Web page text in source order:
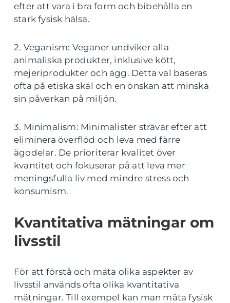
efter att vara i bra form och bibehålla en
stark fysisk hälsa.
2. Veganism: Veganer undviker alla
animaliska produkter, inklusive kött,
mejeriprodukter och ägg. Detta val baseras
ofta på etiska skäl och en önskan att minska
sin påverkan på miljön.
3. Minimalism: Minimalister strävar efter att
eliminera överflöd och leva med färre
ägodelar. De prioriterar kvalitet över
kvantitet och fokuserar på att leva mer
meningsfulla liv med mindre stress och
konsumism.
Kvantitativa mätningar om
livsstil
För att förstå och mäta olika aspekter av
livsstil används ofta olika kvantitativa
mätningar. Till exempel kan man mäta fysisk